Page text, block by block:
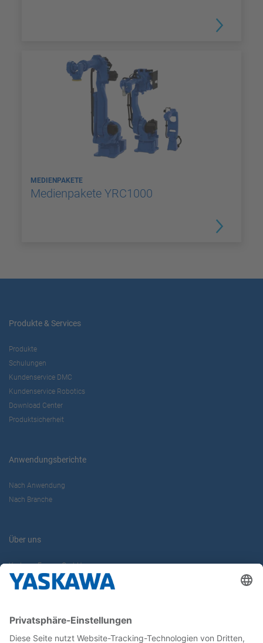
MEDIENPAKETE
Medienpakete YRC1000
Produkte & Services
Produkte
Schulungen
Kundenservice DMC
Kundenservice Robotics
Download Center
Produktsicherheit
Anwendungsberichte
Nach Anwendung
Nach Branche
Über uns
Yaskawa Europe GmbH
Karriere
Newsletter